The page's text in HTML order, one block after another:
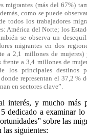
migrantes (más del 67%)
como se puede
todos los trabajadores
América del Norte; los
se observa un
migrantes en dos
a 2,1 millones de mujeres)
frente a 3,4 millones de
los principales destinos
representan el 37,2 %
en sectores clave”.
interés, y mucho más
dedicado a examinar
sobre las
las siguientes: